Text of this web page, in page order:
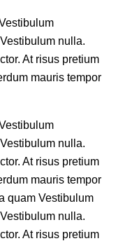
nulla.
At risus pretium
mauris tempor
nulla.
At risus pretium
mauris tempor
quam Vestibulum
nulla.
At risus pretium